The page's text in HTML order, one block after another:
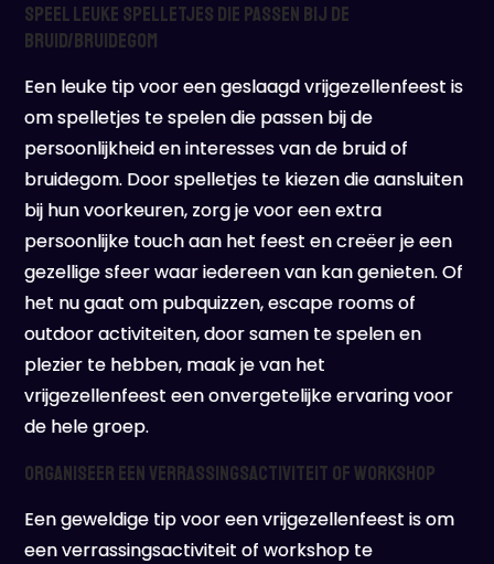
Speel leuke spelletjes die passen bij de
bruid/bruidegom
Een leuke tip voor een geslaagd vrijgezellenfeest is
om spelletjes te spelen die passen bij de
persoonlijkheid en interesses van de bruid of
bruidegom. Door spelletjes te kiezen die aansluiten
bij hun voorkeuren, zorg je voor een extra
persoonlijke touch aan het feest en creëer je een
gezellige sfeer waar iedereen van kan genieten. Of
het nu gaat om pubquizzen, escape rooms of
outdoor activiteiten, door samen te spelen en
plezier te hebben, maak je van het
vrijgezellenfeest een onvergetelijke ervaring voor
de hele groep.
Organiseer een verrassingsactiviteit of workshop
Een geweldige tip voor een vrijgezellenfeest is om
een verrassingsactiviteit of workshop te